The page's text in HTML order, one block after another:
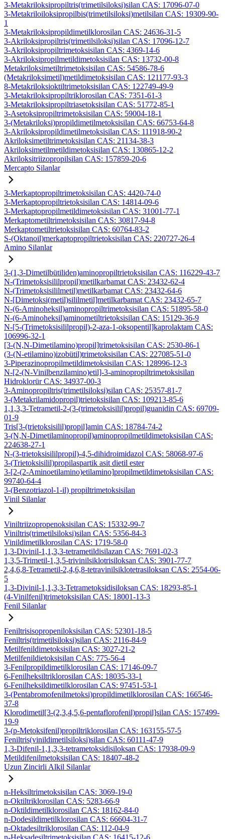
3-Metakriloksipropiltris(trimetilsiloksi)silan CAS: 17096-07-0
3-Metakriloiloksipropilbis(trimetilsiloksi)metilsilan CAS: 19309-90-
1
3-Metakriloksipropildimetilklorosilan CAS: 24636-31-5
3-Akriloksipropiltris(trimetilsiloksi)silan CAS: 17096-12-7
3-Akriloksipropiltrimetoksisilan CAS: 4369-14-6
3-Akriloksipropilmetildimetoksisilan CAS: 13732-00-8
Metakriloksimetiltrimetoksisilan CAS: 54586-78-6
(Metakriloksimetil)metildimetoksisilan CAS: 121177-93-3
8-Metakriloksioktiltrimetoksisilan CAS: 122749-49-9
3-Metakriloksipropiltriklorosilan CAS: 7351-61-3
3-Metakriloksipropiltriasetoksisilan CAS: 51772-85-1
3-Asetoksipropiltrimetoksisilan CAS: 59004-18-1
3-(Metakriloksi)propildimetilmetoksisilan CAS: 66753-64-8
3-Akriloksipropildimetilmetoksisilan CAS: 111918-90-2
Akriloksimetiltrimetoksisilan CAS: 21134-38-3
Akriloksimetilmetildimetoksisilan CAS: 130865-12-2
Akriloksitriizopropilsilan CAS: 157859-20-6
Mercapto Silanlar
3-Merkaptopropiltrimetoksisilan CAS: 4420-74-0
3-Merkaptopropiltrietoksisilan CAS: 14814-09-6
3-Merkaptopropilmetildimetoksisilan CAS: 31001-77-1
Merkaptometiltrimetoksisilan CAS: 30817-94-8
Merkaptometiltrietoksisilan CAS: 60764-83-2
S-(Oktanoil)merkaptopropiltrietoksisilan CAS: 220727-26-4
Amino Silanlar
3-(1,3-Dimetilbütiliden)aminopropiltrietoksisilan CAS: 116229-43-7
N-(Trimetoksisililpropil)metilkarbamat CAS: 23432-62-4
N-(Trimetoksisililmetil)metilkarbamat CAS: 23432-64-6
N-[Dimetoksi(metil)sililmetil]metilkarbamat CAS: 23432-65-7
N-(6-Aminoheksil)aminopropiltrimetoksisilan CAS: 51895-58-0
N-(6-Aminoheksil)aminometiltrietoksisilan CAS: 15129-36-9
N-[5-(Trimetoksisililpropil)-2-aza-1-oksopentil]kaprolaktam CAS:
106996-32-1
[3-(N,N-Dimetilamino)propil]trimetoksisilan CAS: 2530-86-1
(3-(N-etilamino)izobütil)trimetoksisilan CAS: 227085-51-0
3-Piperazinopropilmetildimetoksisilan CAS: 128996-12-3
N-[2-(N-Vinilbenzilamino)etil]-3-aminopropiltrimetoksisilan
Hidroklorür CAS: 34937-00-3
3-Aminopropiltris(trimetilsiloksi)silan CAS: 25357-81-7
3-(Metakrilamidopropil)trietoksisilan CAS: 109213-85-6
1,1,3,3-Tetrametil-2-(3-(trimetoksisilil)propil)guanidin CAS: 69709-
01-9
Tris[3-(trietoksisilil)propil]amin CAS: 18784-74-2
3-(N,N-Dimetilaminopropil)aminopropilmetildimetoksisilan CAS:
224638-27-1
N-(3-trietoksisililpropil)-4,5-dihidroimidazol CAS: 58068-97-6
3-(Trietoksisilil)propilaspartik asit dietil ester
3-[2-(2-Aminoetilamino)etilamino]propilmetildimetoksisilan CAS:
99740-64-4
3-(Benzotriazol-1-il) propiltrimetoksisilan
Vinil Silanlar
Viniltriizopropenoksisilan CAS: 15332-99-7
Viniltris(trimetilsiloksi)silan CAS: 5356-84-3
Vinildimetilklorosilan CAS: 1719-58-0
1,3-Divinil-1,1,3,3-tetrametildisilazan CAS: 7691-02-3
1,3,5-Trimetil-1,3,5-trivinilsiklotrisiloksan CAS: 3901-77-7
2,4,6,8-Tetrametil-2,4,6,8-tetravinilsiklotetrasiloksan CAS: 2554-06-
5
1,3-Divinil-1,1,3,3-Tetrametoksidisiloksan CAS: 18293-85-1
(4-Vinilfenil)trimetoksisilan CAS: 18001-13-3
Fenil Silanlar
Feniltrisisopropeniloksisilan CAS: 52301-18-5
Feniltris(trimetilsiloksi)silan CAS: 2116-84-9
Metilfenildimetoksisilan CAS: 3027-21-2
Metilfenildietoksisilan CAS: 775-56-4
3-Fenilpropildimetilklorosilan CAS: 17146-09-7
6-Fenilheksiltriklorosilan CAS: 18035-33-1
6-Fenilheksildimetilklorosilan CAS: 97451-53-1
3-(Pentabromofenilmetoksi)propildimetilklorosilan CAS: 166546-
37-8
Klorodimetil[3-(2,3,4,5,6-pentaflorofenil)propil]silan CAS: 157499-
19-9
3-(p-Metoksifenil)propiltriklorosilan CAS: 163155-57-5
Feniltris(vinildimetilsiloksi)silan CAS: 60111-47-9
1,3-Difenil-1,1,3,3-tetrametoksidisiloksan CAS: 17938-09-9
Metildifenilmetoksisilan CAS: 18407-48-2
Uzun Zincirli Alkil Silanlar
n-Heksiltrimetoksisilan CAS: 3069-19-0
n-Oktiltriklorosilan CAS: 5283-66-9
n-Oktildimetilklorosilan CAS: 18162-84-0
n-Dodesildimetilklorosilan CAS: 66604-31-7
n-Oktadesiltriklorosilan CAS: 112-04-9
n-Heksadesiltrimetoksisilan CAS: 16415-12-6